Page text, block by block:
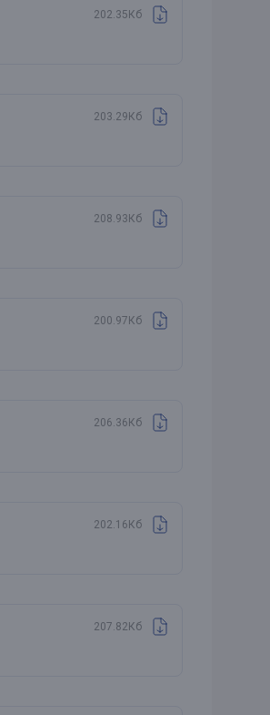
202.35Кб
203.29Кб
208.93Кб
200.97Кб
206.36Кб
202.16Кб
207.82Кб